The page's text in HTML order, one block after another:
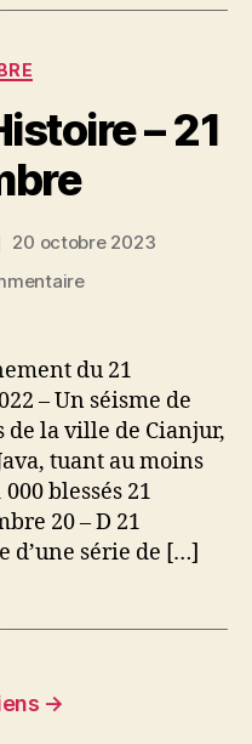
– 21
20 octobre 2023
sur
l’Histoire
21
novembre
du 21
– Un séisme de
la ville de Cianjur,
tuant au moins
blessés 21
20 – D 21
d’une série de […]
→